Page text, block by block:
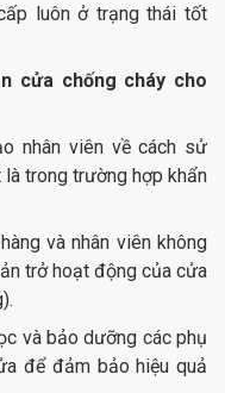
luôn ở trạng thái tốt
cửa chống cháy cho
nhân viên về cách sử
trong trường hợp khẩn
và nhân viên không
trở hoạt động của cửa
và bảo dưỡng các phụ
để đảm bảo hiệu quả